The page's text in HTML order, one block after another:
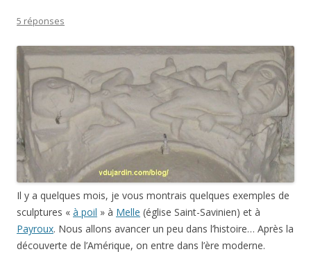
5 réponses
Il y a quelques mois, je vous montrais quelques exemples de
sculptures « à poil » à Melle (église Saint-Savinien) et à
Payroux. Nous allons avancer un peu dans l’histoire… Après la
découverte de l’Amérique, on entre dans l’ère moderne.